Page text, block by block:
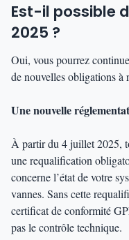
Est-il possible
2025 ?
Oui, vous pourrez
de nouvelles obligations à
Une nouvelle
À partir du 4 juillet 2025,
une requalification
concerne l’état de votre
vannes. Sans cette
certificat de conformité
pas le contrôle technique.